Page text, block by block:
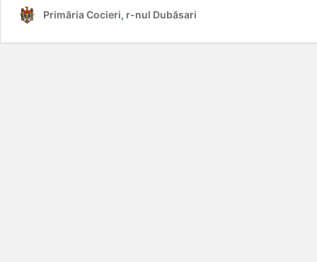
Primăria Cocieri, r-nul Dubăsari